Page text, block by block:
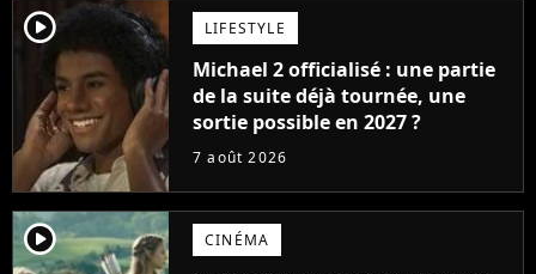
player2 LIFESTYLE
Michael 2 officialisé : une partie
de la suite déjà tournée, une
sortie possible en 2027 ?
7 août 2026
player2 CINÉMA